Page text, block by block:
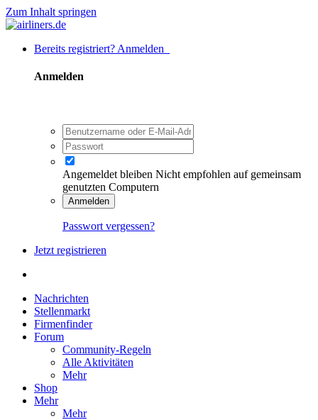
Zum Inhalt springen
Bereits registriert? Anmelden
Anmelden
Angemeldet bleiben Nicht empfohlen auf gemeinsam
genutzten Computern
Anmelden
Passwort vergessen?
Jetzt registrieren
Nachrichten
Stellenmarkt
Firmenfinder
Forum
Community-Regeln
Alle Aktivitäten
Mehr
Shop
Mehr
Mehr